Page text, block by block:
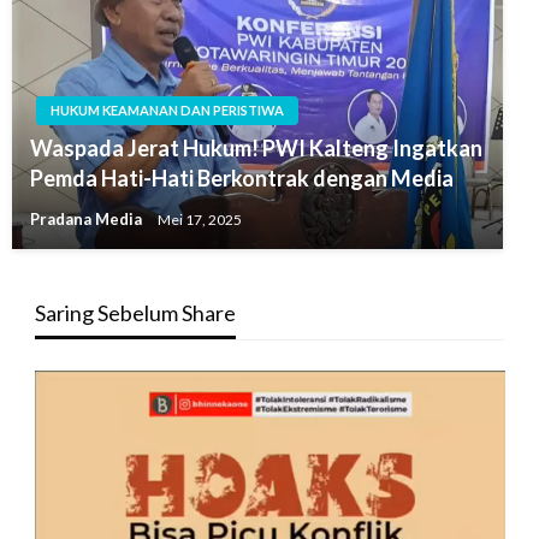
HUKUM KEAMANAN DAN PERISTIWA
Waspada Jerat Hukum! PWI Kalteng Ingatkan
Pemda Hati-Hati Berkontrak dengan Media
Pradana Media Mei 17, 2025
Saring Sebelum Share